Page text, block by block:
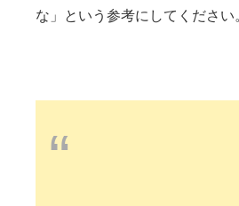
な」という参考にしてください
“